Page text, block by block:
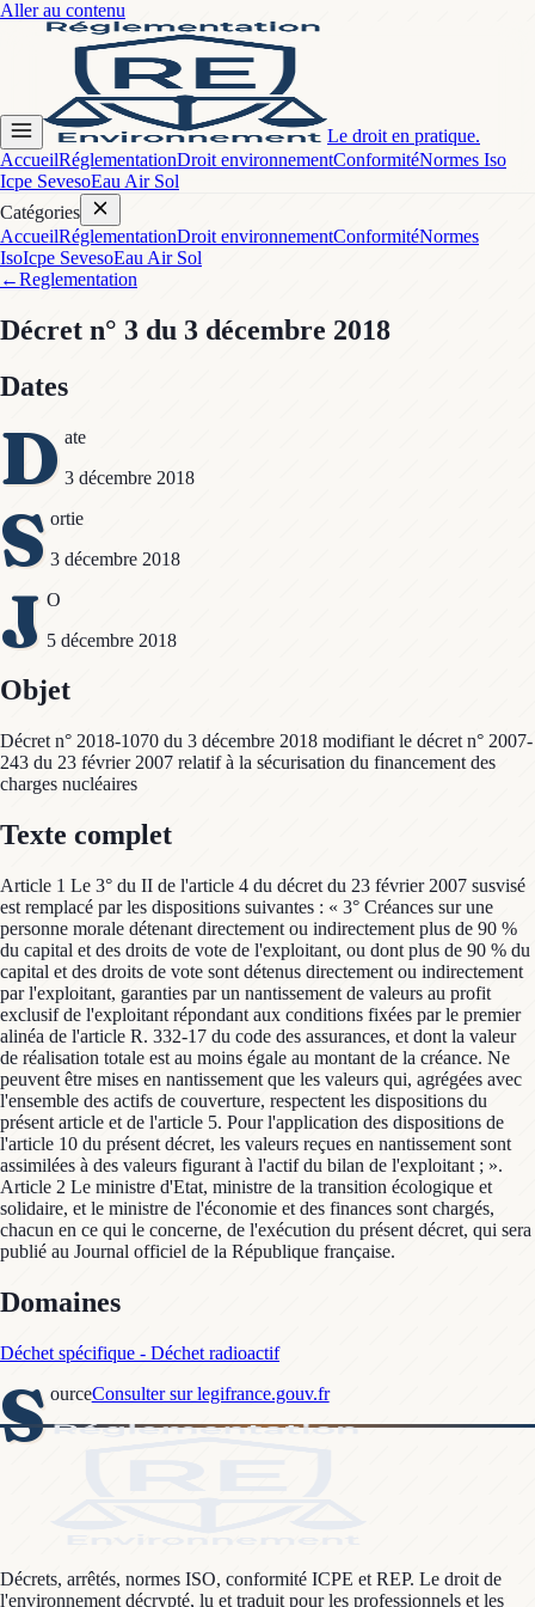
Aller au contenu
Le droit en pratique.
AccueilRéglementationDroit environnementConformitéNormes Iso
Icpe SevesoEau Air Sol
Catégories
AccueilRéglementationDroit environnementConformitéNormes
IsoIcpe SevesoEau Air Sol
←Reglementation
Décret n° 3 du 3 décembre 2018
Dates
D ate
3 décembre 2018
S ortie
3 décembre 2018
J O
5 décembre 2018
Objet
Décret n° 2018-1070 du 3 décembre 2018 modifiant le décret n° 2007-
243 du 23 février 2007 relatif à la sécurisation du financement des
charges nucléaires
Texte complet
Article 1 Le 3° du II de l'article 4 du décret du 23 février 2007 susvisé
est remplacé par les dispositions suivantes : « 3° Créances sur une
personne morale détenant directement ou indirectement plus de 90 %
du capital et des droits de vote de l'exploitant, ou dont plus de 90 % du
capital et des droits de vote sont détenus directement ou indirectement
par l'exploitant, garanties par un nantissement de valeurs au profit
exclusif de l'exploitant répondant aux conditions fixées par le premier
alinéa de l'article R. 332-17 du code des assurances, et dont la valeur
de réalisation totale est au moins égale au montant de la créance. Ne
peuvent être mises en nantissement que les valeurs qui, agrégées avec
l'ensemble des actifs de couverture, respectent les dispositions du
présent article et de l'article 5. Pour l'application des dispositions de
l'article 10 du présent décret, les valeurs reçues en nantissement sont
assimilées à des valeurs figurant à l'actif du bilan de l'exploitant ; ».
Article 2 Le ministre d'Etat, ministre de la transition écologique et
solidaire, et le ministre de l'économie et des finances sont chargés,
chacun en ce qui le concerne, de l'exécution du présent décret, qui sera
publié au Journal officiel de la République française.
Domaines
Déchet spécifique - Déchet radioactif
S ourceConsulter sur legifrance.gouv.fr
Décrets, arrêtés, normes ISO, conformité ICPE et REP. Le droit de
l'environnement décrypté, lu et traduit pour les professionnels et les